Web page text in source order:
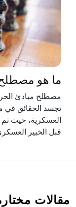
ما هو
مصطلح مبادئ
تجسد الحقائق في
العسكرية، حيث
قبل الخبير
مقالات